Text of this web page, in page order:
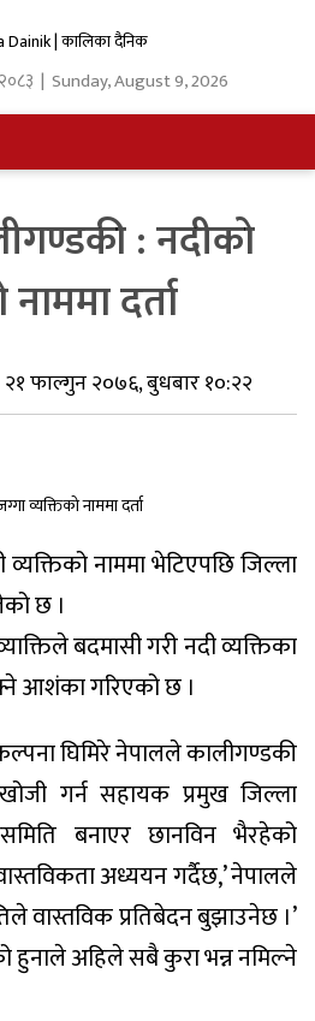
२०८३ | Sunday, August 9, 2026
: नदीको
दर्ता
२१ फाल्गुन २०७६, बुधबार १०:२२
नाममा भेटिएपछि जिल्ला
छ ।
बदमासी गरी नदी व्यक्तिका
आशंका गरिएको छ ।
घिमिरे नेपालले कालीगण्डकी
गर्न सहायक प्रमुख जिल्ला
बनाएर छानविन भैरहेको
अध्ययन गर्दैछ,’ नेपालले
वास्तविक प्रतिबेदन बुझाउनेछ ।’
हुनाले अहिले सबै कुरा भन्न नमिल्ने